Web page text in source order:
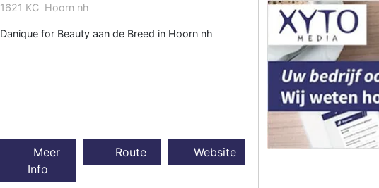
1621 KC Hoorn nh
Danique for Beauty aan de Breed in Hoorn nh
Meer
Info
Route Website